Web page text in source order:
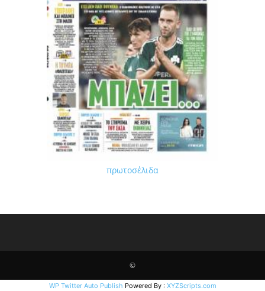
πρωτοσέλιδα
©
WP Twitter Auto Publish Powered By : XYZScripts.com